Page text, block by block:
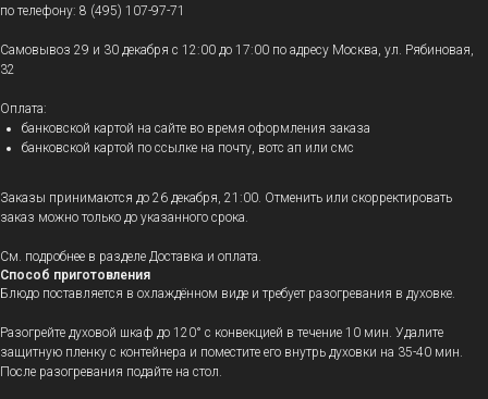
по телефону: 8 (495) 107-97-71
Самовывоз 29 и 30 декабря с 12:00 до 17:00 по адресу Москва, ул. Рябиновая,
32
Оплата:
банковской картой на сайте во время оформления заказа
банковской картой по ссылке на почту, вотс ап или смс
Заказы принимаются до 26 декабря, 21:00. Отменить или скорректировать
заказ можно только до указанного срока.
См. подробнее в разделе Доставка и оплата.
Способ приготовления
Блюдо поставляется в охлаждённом виде и требует разогревания в духовке.
Разогрейте духовой шкаф до 120° с конвекцией в течение 10 мин. Удалите
защитную пленку с контейнера и поместите его внутрь духовки на 35-40 мин.
После разогревания подайте на стол.